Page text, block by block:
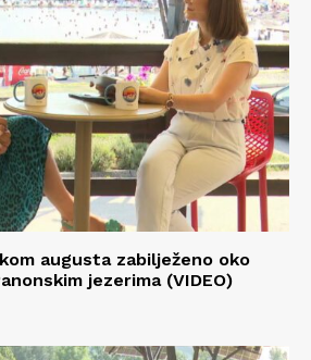
augusta zabilježeno oko
jezerima (VIDEO)